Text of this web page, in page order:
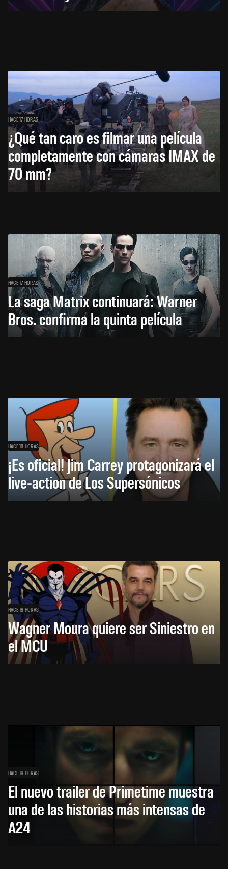
HACE 17 HORAS
¿Qué tan caro es filmar una película
completamente con cámaras IMAX de
70 mm?
HACE 17 HORAS
La saga Matrix continuará: Warner
Bros. confirma la quinta película
HACE 18 HORAS
¡Es oficial! Jim Carrey protagonizará el
live-action de Los Supersónicos
HACE 18 HORAS
Wagner Moura quiere ser Siniestro en
el MCU
HACE 19 HORAS
El nuevo trailer de Primetime muestra
una de las historias más intensas de
A24